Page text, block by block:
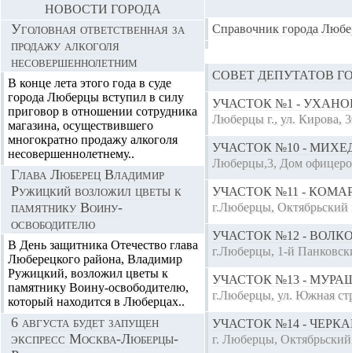
Справочник города
СОВЕТ ДЕПУТАТОВ
УЧАСТОК №1 -
Люберцы г., ул. Кирова,
УЧАСТОК №10 -
Люберцы,3, Дом
УЧАСТОК №11 -
г.Люберцы,
УЧАСТОК №12 -
г.Люберцы, 1-й
УЧАСТОК №13 -
г.Люберцы, ул. Южная
УЧАСТОК №14 -
г. Люберцы,
НОВОСТИ ГОРОДА
Уголовная ответственная за
продажу алкоголя
несовершеннолетним
В конце лета этого года в суде
города Люберцы вступил в силу
приговор в отношении сотрудника
магазина, осуществившего
многократно продажу алкоголя
несовершеннолетнему..
Глава Люберец Владимир
Ружицкий возложил цветы к
памятнику Воину-
освободителю
В День защитника Отечество глава
Люберецкого района, Владимир
Ружицкий, возложил цветы к
памятнику Воину-освободителю,
который находится в Люберцах..
6 августа будет запущен
экспресс Москва-Люберцы-